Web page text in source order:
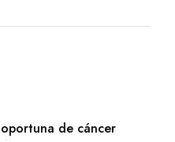
de cáncer